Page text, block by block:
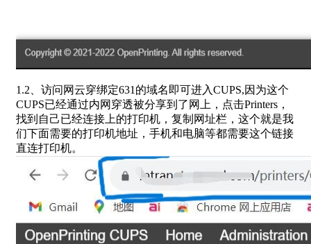
1.2、访问网云穿绑定631的域名即可进入CUPS,因为这个
CUPS已经通过内网穿透被分享到了网上，点击Printers，
找到自己已经连接上的打印机，复制网址栏，这个就是我
们下面需要的打印机地址，手机和电脑等都需要这个链接
直连打印机。